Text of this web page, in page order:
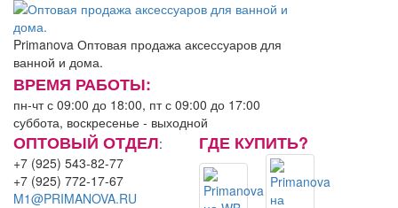
Primanova Оптовая продажа аксессуаров для
ванной и дома.
ВРЕМЯ РАБОТЫ:
пн-чт с 09:00 до 18:00, пт с 09:00 до 17:00
суббота, воскресенье - выходной
ОПТОВЫЙ ОТДЕЛ:
+7 (925) 543-82-77
+7 (925) 772-17-67
M1@PRIMANOVA.RU
ГДЕ КУПИТЬ?